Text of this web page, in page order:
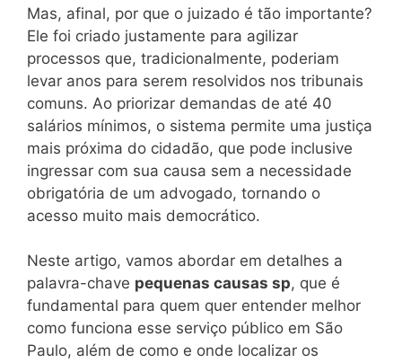
Mas, afinal, por que o juizado é tão importante?
Ele foi criado justamente para agilizar
processos que, tradicionalmente, poderiam
levar anos para serem resolvidos nos tribunais
comuns. Ao priorizar demandas de até 40
salários mínimos, o sistema permite uma justiça
mais próxima do cidadão, que pode inclusive
ingressar com sua causa sem a necessidade
obrigatória de um advogado, tornando o
acesso muito mais democrático.
Neste artigo, vamos abordar em detalhes a
palavra-chave pequenas causas sp, que é
fundamental para quem quer entender melhor
como funciona esse serviço público em São
Paulo, além de como e onde localizar os